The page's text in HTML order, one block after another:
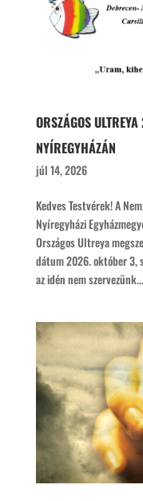
ORSZÁGOS
NYÍREGYHÁZÁN
júl 14, 2026
Kedves Testvérek! A
Nyíregyházi
Országos Ultreya
dátum 2026. október 3,
az idén nem szervezünk...